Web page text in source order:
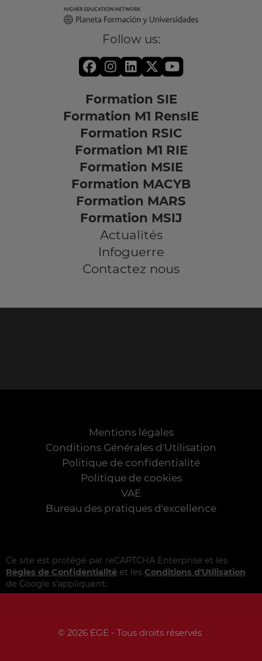
Follow us:
Formation SIE
Formation M1 RensIE
Formation RSIC
Formation M1 RIE
Formation MSIE
Formation MACYB
Formation MARS
Formation MSIJ
Actualités
Infoguerre
Contactez nous
Mentions légales
Conditions Générales d'Utilisation
Politique de confidentialité
Politique de cookies
VAE
Bureau des pratiques d'excellence
Ce site est protégé par reCAPTCHA Enterprise et les
Règles de Confidentialité et les Conditions d'Utilisation
de Google s'appliquent.
© 2026 EGE - Tous droits réservés